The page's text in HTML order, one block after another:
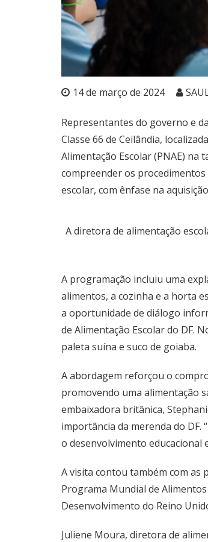
14 de março de 2024
Representantes do governo e
Classe 66 de Ceilândia,
Alimentação Escolar (PNAE)
compreender os
escolar, com ênfase na
A diretora de alimentação
A programação incluiu uma
alimentos, a cozinha e a horta
a oportunidade de diálogo
de Alimentação Escolar do DF.
paleta suína e suco de goiaba.
A abordagem reforçou o
promovendo uma alimentação
embaixadora britânica,
importância da merenda do DF.
o desenvolvimento educacional
A visita contou também com as
Programa Mundial de
Desenvolvimento do Reino
Juliene Moura, diretora de